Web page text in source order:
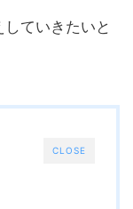
ていきたいと
CLOSE